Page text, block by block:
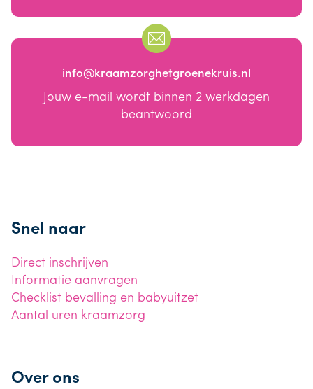
info@kraamzorghetgroenekruis.nl
Jouw e-mail wordt binnen 2 werkdagen
beantwoord
Snel naar
Direct inschrijven
Informatie aanvragen
Checklist bevalling en babyuitzet
Aantal uren kraamzorg
Over ons